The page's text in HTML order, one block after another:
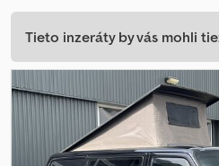
Tieto inzeráty by vás mohli